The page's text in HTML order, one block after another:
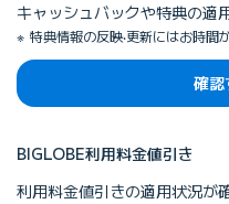
キャッシュバックや特典の適
特典情報の反映‧更新にはお時間
確認
BIGLOBE利⽤料⾦値引き
利⽤料⾦値引きの適⽤状況が